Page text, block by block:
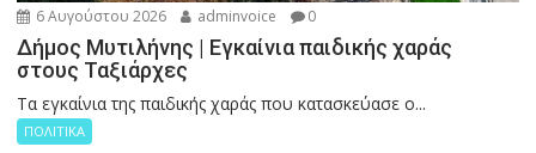
6 Αυγούστου 2026 adminvoice 0
Δήμος Μυτιλήνης | Εγκαίνια παιδικής χαράς
στους Ταξιάρχες
Tα εγκαίνια της παιδικής χαράς που κατασκεύασε ο...
ΠΟΛΙΤΙΚΑ